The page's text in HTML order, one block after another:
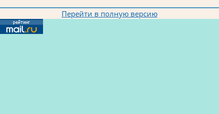
Перейти в полную версию